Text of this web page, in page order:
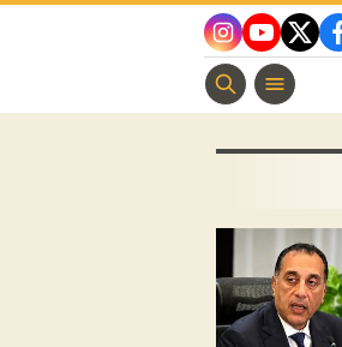
facebook
twitter
youtube
instagram
منوعات مسيحية